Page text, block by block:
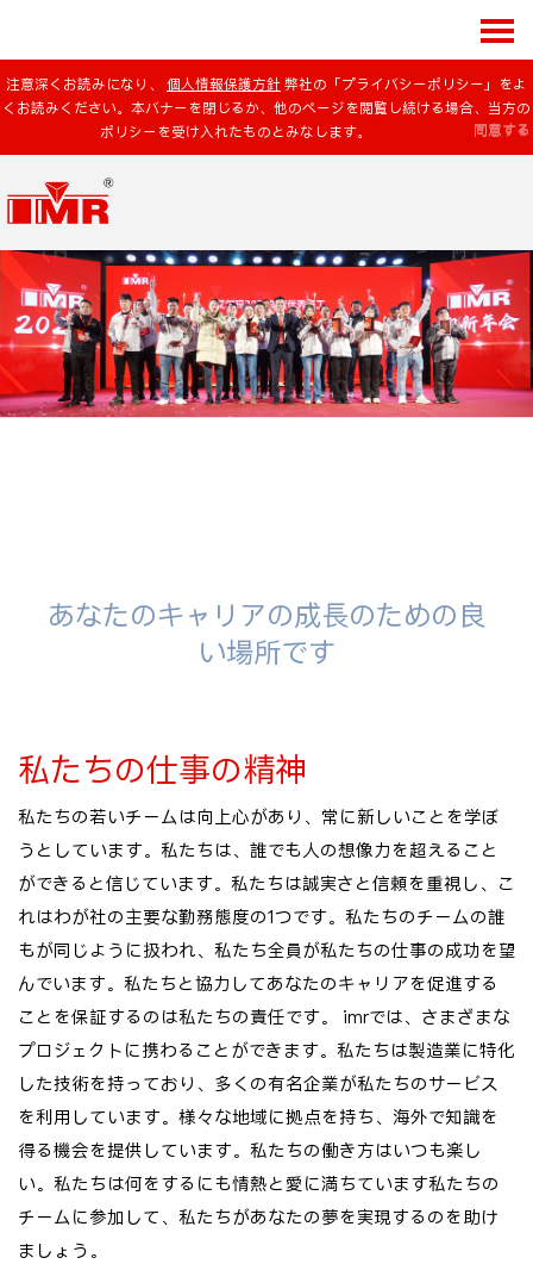
注意深くお読みになり、 個人情報保護方針弊社の「プライバシーポリシー」をよ
くお読みください。本バナーを閉じるか、他のページを閲覧し続ける場合、当方の
ポリシーを受け入れたものとみなします。
同意する
あなたのキャリアの成長のための良
い場所です
私たちの仕事の精神
私たちの若いチームは向上心があり、常に新しいことを学ぼ
うとしています。私たちは、誰でも人の想像力を超えること
ができると信じています。私たちは誠実さと信頼を重視し、こ
れはわが社の主要な勤務態度の1つです。私たちのチームの誰
もが同じように扱われ、私たち全員が私たちの仕事の成功を望
んでいます。私たちと協力してあなたのキャリアを促進する
ことを保証するのは私たちの責任です。 imrでは、さまざまな
プロジェクトに携わることができます。私たちは製造業に特化
した技術を持っており、多くの有名企業が私たちのサービス
を利用しています。様々な地域に拠点を持ち、海外で知識を
得る機会を提供しています。私たちの働き方はいつも楽し
い。私たちは何をするにも情熱と愛に満ちています私たちの
チームに参加して、私たちがあなたの夢を実現するのを助け
ましょう。